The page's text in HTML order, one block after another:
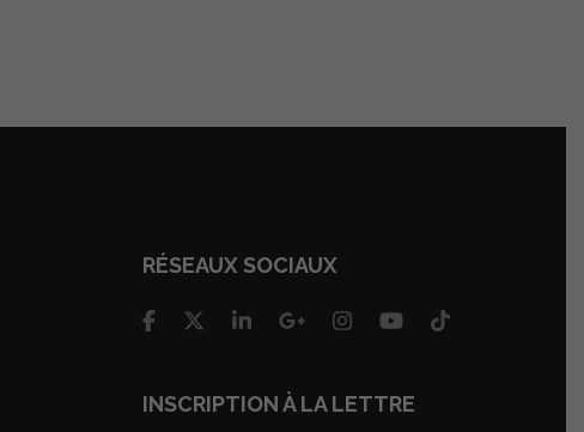
RÉSEAUX SOCIAUX
INSCRIPTION À LA LETTRE